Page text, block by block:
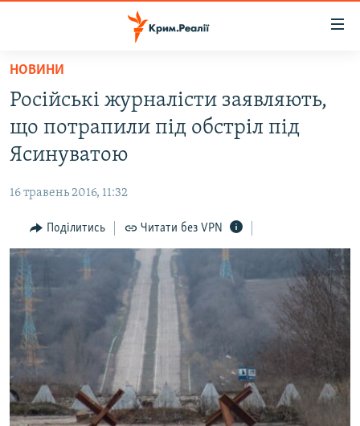
Перейти
основного
матеріалу
Перейти
до
основної
навігації
Перейти
до
пошуку
ВІДЕО ТА ФОТО
БЛОГИ
ПОГЛЯД
ІНТЕРВ'Ю
ВСЕ ЗА ДЕНЬ
СПЕЦПРОЕКТИ
ДЕПОРТАЦІЯ
ВІДЕОУРОКИ «ELIFBE»
СВІДЧЕННЯ ОКУПАЦІЇ
ЯК ОБІЙТИ БЛОКУВАННЯ
Русский
Qırımtatar
НОВИНИ
Російські журналісти заявляють,
що потрапили під обстріл під
Ясинуватою
16 травень 2016, 11:32
Поділитись Читати без VPN